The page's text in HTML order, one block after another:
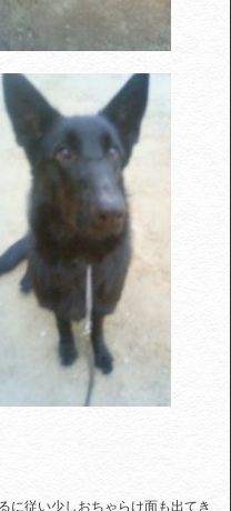
に従い少しおちゃらけ面も出てき